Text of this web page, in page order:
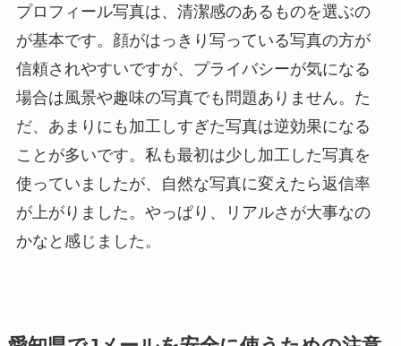
プロフィール写真は、清潔感のあるものを選ぶの
が基本です。顔がはっきり写っている写真の方が
信頼されやすいですが、プライバシーが気になる
場合は風景や趣味の写真でも問題ありません。た
だ、あまりにも加工しすぎた写真は逆効果になる
ことが多いです。私も最初は少し加工した写真を
使っていましたが、自然な写真に変えたら返信率
が上がりました。やっぱり、リアルさが大事なの
かなと感じました。